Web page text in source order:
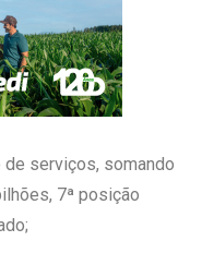
serviços, somando
7ª posição